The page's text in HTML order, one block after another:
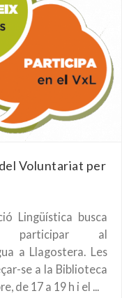
Voluntariat per
Lingüística busca
participar al
a Llagostera. Les
se a la Biblioteca
de 17 a 19 h i el ...